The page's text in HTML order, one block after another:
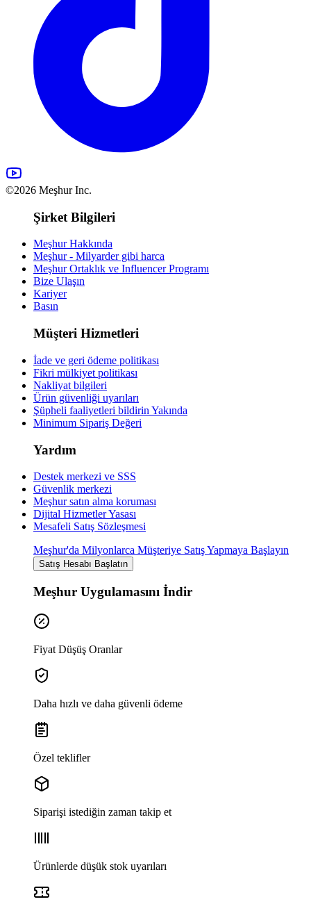
©2026 Meşhur Inc.
Şirket Bilgileri
Meşhur Hakkında
Meşhur - Milyarder gibi harca
Meşhur Ortaklık ve Influencer Programı
Bize Ulaşın
Kariyer
Basın
Müşteri Hizmetleri
İade ve geri ödeme politikası
Fikri mülkiyet politikası
Nakliyat bilgileri
Ürün güvenliği uyarıları
Şüpheli faaliyetleri bildirin Yakında
Minimum Sipariş Değeri
Yardım
Destek merkezi ve SSS
Güvenlik merkezi
Meşhur satın alma koruması
Dijital Hizmetler Yasası
Mesafeli Satış Sözleşmesi
Meşhur'da Milyonlarca Müşteriye Satış Yapmaya Başlayın
Satış Hesabı Başlatın
Meşhur Uygulamasını İndir
Fiyat Düşüş Oranlar
Daha hızlı ve daha güvenli ödeme
Özel teklifler
Siparişi istediğin zaman takip et
Ürünlerde düşük stok uyarıları